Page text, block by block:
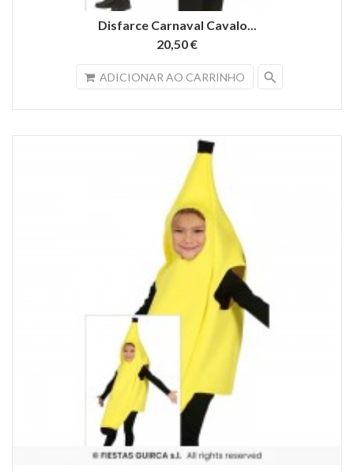
Disfarce Carnaval Cavalo...
20,50 €
ADICIONAR AO CARRINHO search